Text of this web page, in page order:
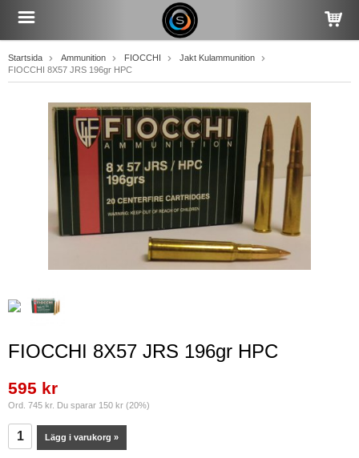
Startsida Ammunition FIOCCHI
Jakt Kulammunition
FIOCCHI 8X57 JRS 196gr HPC
FIOCCHI 8X57 JRS 196gr HPC
595 kr
Ord. 745 kr. Du sparar 150 kr (20%)
Lägg i varukorg »